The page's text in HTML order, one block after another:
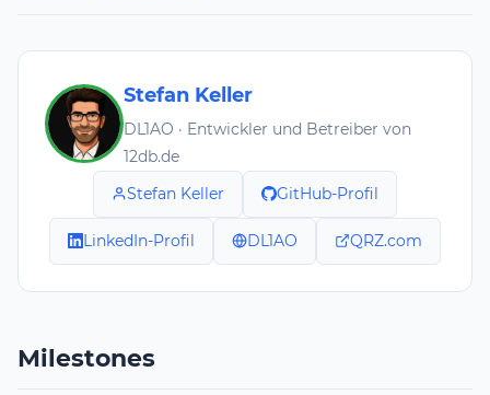
Stefan Keller
DL1AO · Entwickler und Betreiber von
12db.de
Stefan Keller
GitHub-Profil
LinkedIn-Profil DL1AO QRZ.com
Milestones